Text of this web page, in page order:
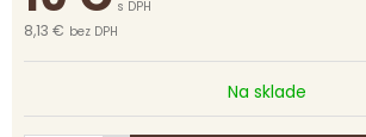
s DPH
8,13 € bez DPH
Na sklade